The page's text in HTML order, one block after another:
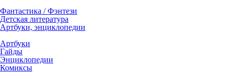
Фантастика / Фэнтези
Детская литература
Артбуки, энциклопедии
Артбуки
Гайды
Энциклопедии
Комиксы